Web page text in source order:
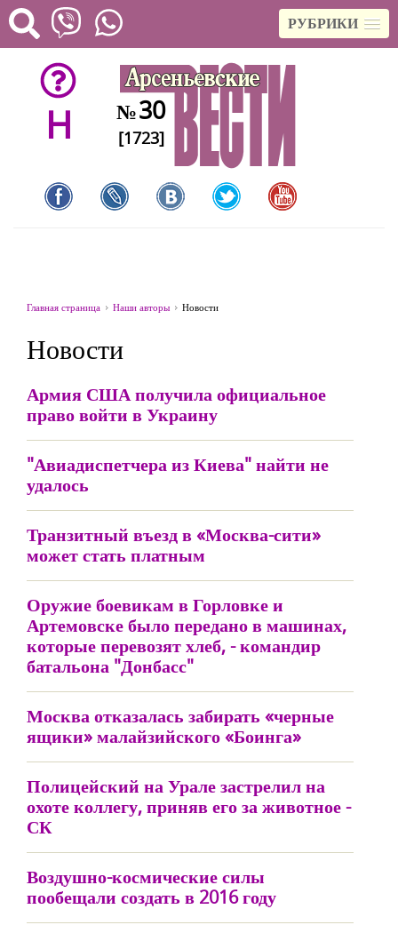
РУБРИКИ
H №30
[1723]
Главная страница Наши авторы Новости
Новости
Армия США получила официальное
право войти в Украину
"Авиадиспетчера из Киева" найти не
удалось
Транзитный въезд в «Москва-сити»
может стать платным
Оружие боевикам в Горловке и
Артемовске было передано в машинах,
которые перевозят хлеб, - командир
батальона "Донбасс"
Москва отказалась забирать «черные
ящики» малайзийского «Боинга»
Полицейский на Урале застрелил на
охоте коллегу, приняв его за животное -
СК
Воздушно-космические силы
пообещали создать в 2016 году